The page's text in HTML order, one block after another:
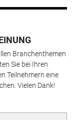
Branchenthemen
Sie bei Ihren
Teilnehmern eine
Vielen Dank!